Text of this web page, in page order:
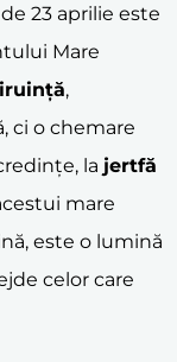
23 aprilie este
Mare
,
ci o chemare
la jertfă
mare
este o lumină
celor care